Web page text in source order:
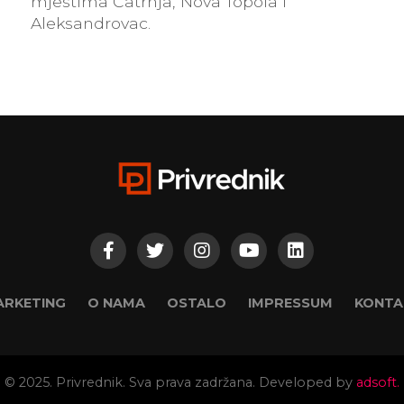
Aleksandrovac.
O NAMA OSTALO IMPRESSUM
© 2025. Privrednik. Sva prava zadržana. Developed by adsoft.